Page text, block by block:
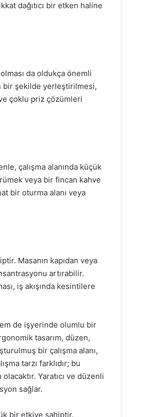
dağıtıcı bir etken haline
da oldukça önemli
bir şekilde yerleştirilmesi,
çoklu priz çözümleri
çalışma alanında küçük
veya bir fincan kahve
bir oturma alanı veya
Masanın kapıdan veya
artırabilir.
iş akışında kesintilere
de işyerinde olumlu bir
tasarım, düzen,
bir çalışma alanı,
tarzı farklıdır; bu
Yaratıcı ve düzenli
sağlar.
bir etkiye sahiptir.